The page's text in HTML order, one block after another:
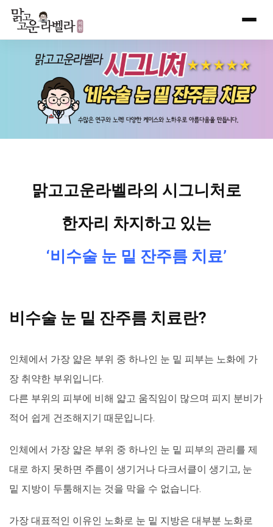
Skip
content
맑고고운라벨라의 시그니처로
한자리 차지하고 있는
‘비수술 눈 밑 잔주름 치료’
비수술 눈 밑 잔주름 치료란?
인체에서 가장 얇은 부위 중 하나인 눈 밑 피부는 노화에 가
장 취약한 부위입니다.
다른 부위의 피부에 비해 얇고 움직임이 많으며 피지 분비가
적어 쉽게 건조해지기 때문입니다.
인체에서 가장 얇은 부위 중 하나인 눈 밑 피부의 관리를 제
대로 하지 못하면 주름이 생기거나 다크서클이 생기고, 눈
밑 지방이 두툼해지는 것을 막을 수 없습니다.
가장 대표적인 이유인 노화로 눈 밑 지방은 대부분 노화로